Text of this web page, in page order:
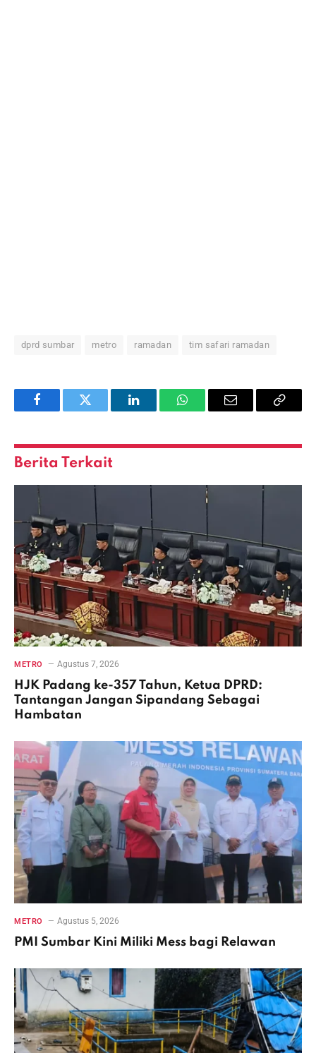
dprd sumbar metro ramadan tim safari ramadan
FacebookTwitter LinkedInWhatsAppEmail
Copy
Berita Terkait
METRO Agustus 7, 2026
HJK Padang ke-357 Tahun, Ketua DPRD:
Tantangan Jangan Sipandang Sebagai
Hambatan
METRO Agustus 5, 2026
PMI Sumbar Kini Miliki Mess bagi Relawan